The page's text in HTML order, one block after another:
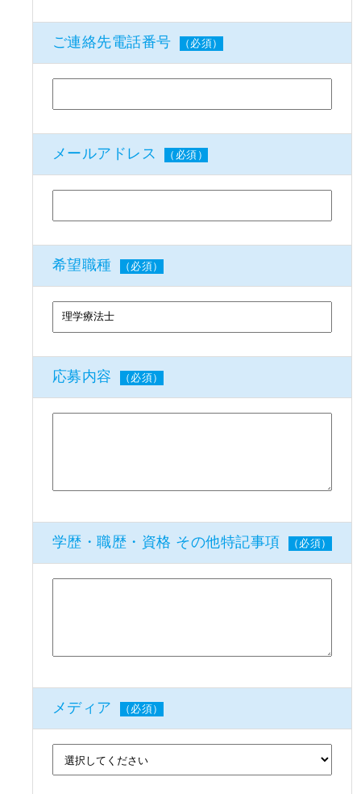
ご連絡先電話番号 （必須）
メールアドレス （必須）
希望職種 （必須）
応募内容 （必須）
学歴・職歴・資格 その他特記事項 （必須）
メディア （必須）